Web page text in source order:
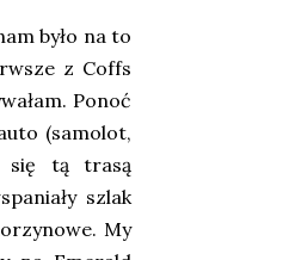
było na to
z Coffs
Ponoć
(samolot,
się tą trasą
szlak
My